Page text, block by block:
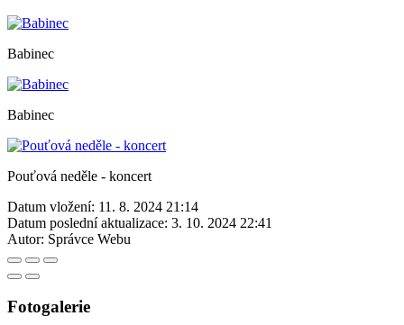
Babinec
Babinec
Pouťová neděle - koncert
Datum vložení: 11. 8. 2024 21:14
Datum poslední aktualizace: 3. 10. 2024 22:41
Autor: Správce Webu
Fotogalerie